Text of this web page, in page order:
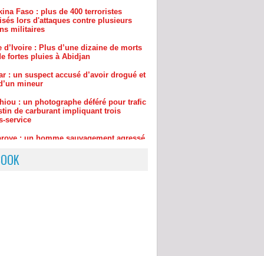
d’Ivoire : Plus d’une dizaine de morts
fortes pluies à Abidjan
: un suspect accusé d’avoir drogué et
mineur
: un photographe déféré pour trafic
de carburant impliquant trois
: un homme sauvagement agressé
le gang était dirigée par… une